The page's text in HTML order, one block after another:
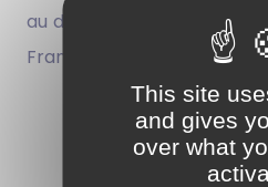
au directeur de Business
France en Corée.
This site
and gives
over what